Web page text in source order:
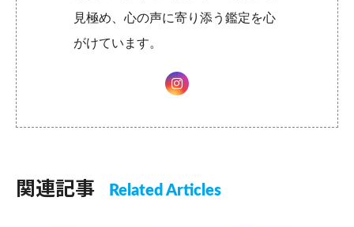
見極め、心の声に寄り添う鑑定を心
がけています。
関連記事 Related Articles